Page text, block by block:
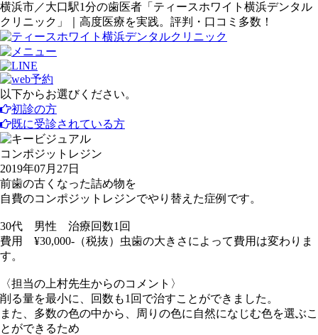
横浜市／大口駅1分の歯医者「ティースホワイト横浜デンタル
クリニック」｜高度医療を実践。評判・口コミ多数！
以下からお選びください。
初診の方
既に受診されている方
コンポジットレジン
2019年07月27日
前歯の古くなった詰め物を
自費のコンポジットレジンでやり替えた症例です。
30代 男性 治療回数1回
費用 ¥30,000-（税抜）虫歯の大きさによって費用は変わりま
す。
〈担当の上村先生からのコメント〉
削る量を最小に、回数も1回で治すことができました。
また、多数の色の中から、周りの色に自然になじむ色を選ぶこ
とができるため